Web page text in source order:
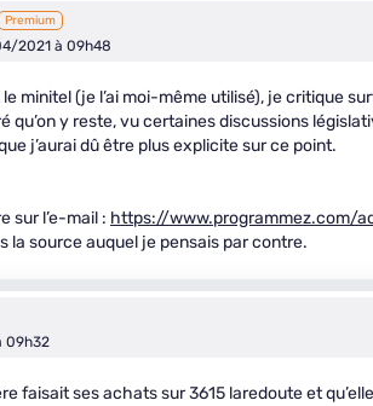
Premium
2021 à 09h48
minitel (je l’ai moi-même utilisé), je critique
qu’on y reste, vu certaines discussions
j’aurai dû être plus explicite sur ce point.
sur l’e-mail : https://www.programmez.com/
la source auquel je pensais par contre.
09h32
faisait ses achats sur 3615 laredoute et